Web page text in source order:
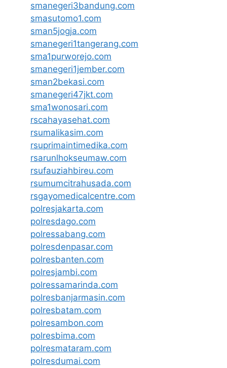
smanegeri3bandung.com
smasutomo1.com
sman5jogja.com
smanegeri1tangerang.com
sma1purworejo.com
smanegeri1jember.com
sman2bekasi.com
smanegeri47jkt.com
sma1wonosari.com
rscahayasehat.com
rsumalikasim.com
rsuprimaintimedika.com
rsarunlhokseumaw.com
rsufauziahbireu.com
rsumumcitrahusada.com
rsgayomedicalcentre.com
polresjakarta.com
polresdago.com
polressabang.com
polresdenpasar.com
polresbanten.com
polresjambi.com
polressamarinda.com
polresbanjarmasin.com
polresbatam.com
polresambon.com
polresbima.com
polresmataram.com
polresdumai.com